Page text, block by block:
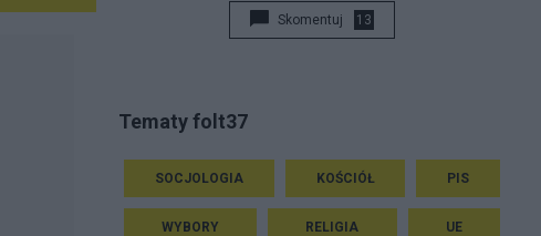
Skomentuj 13
Tematy folt37
SOCJOLOGIA KOŚCIÓŁ PIS
WYBORY RELIGIA UE